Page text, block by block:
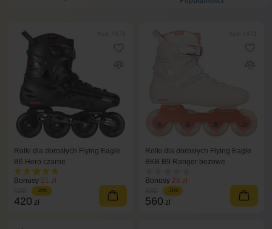
Rolki dla dorosłych Flying Eagle
B6 Hero czarne
Bonusy 21 zł
-24%
420 zł
Rolki dla dorosłych Flying Eagle
BKB B9 Ranger beżowe
Bonusy 28 zł
-11%
560 zł